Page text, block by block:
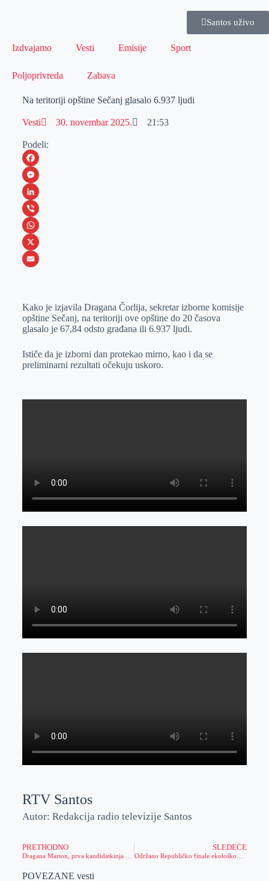
Santos uživo
Izdvajamo Vesti Emisije Sport
Poljoprivreda Zabava
Na teritoriji opštine Sečanj glasalo 6.937 ljudi
Vesti 30. novembar 2025. 21:53
Podeli:
F
a
c
e
b
o
M
e
s
s
e
e
r
L
i
n
k
I
n
V
i
b
W
h
s
A
p
X
a
i
Kako je izjavila Dragana Čorlija, sekretar izborne komisije
opštine Sečanj, na teritoriji ove opštine do 20 časova
glasalo je 67,84 odsto građana ili 6.937 ljudi.
Ističe da je izborni dan protekao mirno, kao i da se
preliminarni rezultati očekuju uskoro.
RTV Santos
Autor: Redakcija radio televizije Santos
PRETHODNO SLEDEĆE
POVEZANE vesti